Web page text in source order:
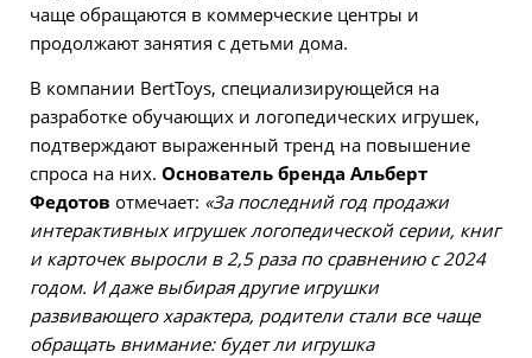
чаще обращаются в коммерческие центры и
продолжают занятия с детьми дома.
В компании BertToys, специализирующейся на
разработке обучающих и логопедических игрушек,
подтверждают выраженный тренд на повышение
спроса на них. Основатель бренда Альберт
Федотов отмечает: «За последний год продажи
интерактивных игрушек логопедической серии, книг
и карточек выросли в 2,5 раза по сравнению с 2024
годом. И даже выбирая другие игрушки
развивающего характера, родители стали все чаще
обращать внимание: будет ли игрушка